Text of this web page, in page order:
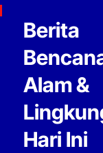
Skip to content
Berita
Alam &
Hari Ini